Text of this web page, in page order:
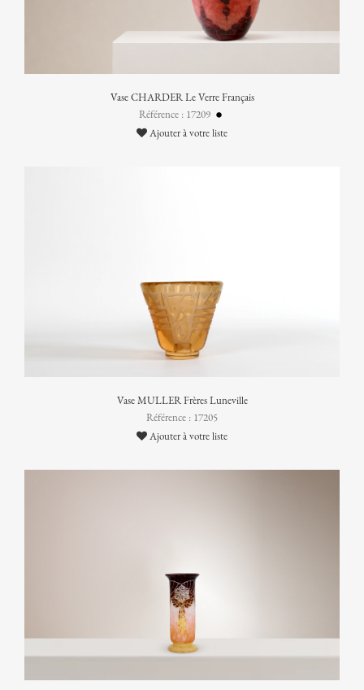
Vase CHARDER Le Verre Français
Référence : 17209
Ajouter à votre liste
Vase MULLER Frères Luneville
Référence : 17205
Ajouter à votre liste